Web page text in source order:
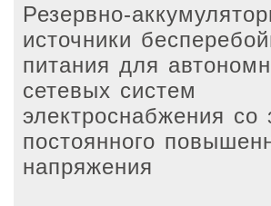
Резервно-
источники
питания для
сетевых систем
электроснабжения со
постоянного
напряжения